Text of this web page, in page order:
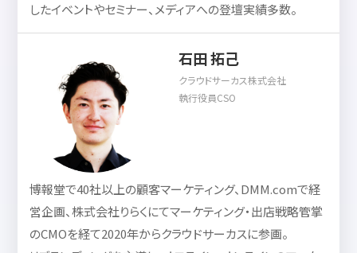
したイベントやセミナー、メディアへの登壇実績多数。
石田 拓己
クラウドサーカス株式会社
執行役員CSO
博報堂で40社以上の顧客マーケティング、DMM.comで経
営企画、株式会社りらくにてマーケティング・出店戦略管掌
のCMOを経て2020年からクラウドサーカスに参画。